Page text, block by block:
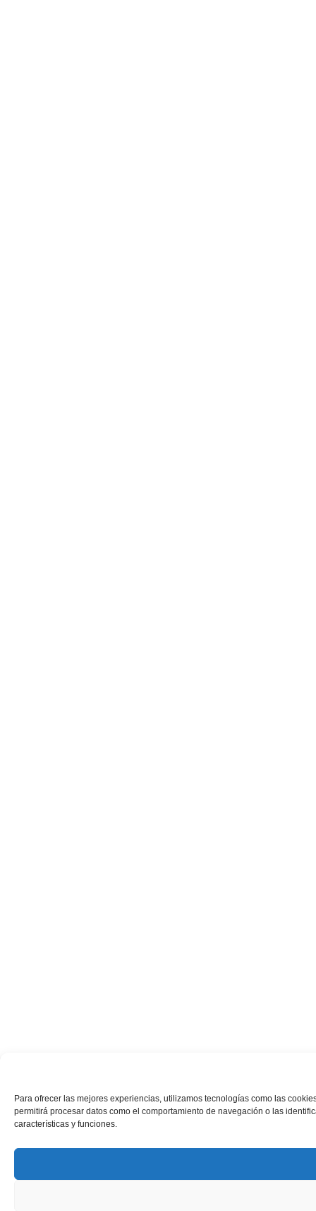
Para ofrecer las mejores experiencias, utilizamos tecnologías como las
permitirá procesar datos como el comportamiento de navegación o las
características y funciones.